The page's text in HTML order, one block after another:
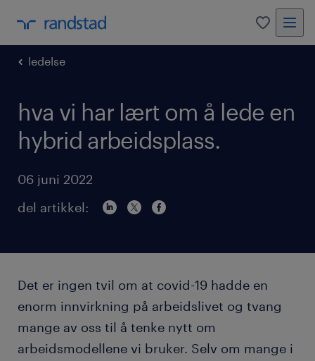
0
ledelse
hva vi har lært om å lede en
hybrid arbeidsplass.
06 juni 2022
del artikkel:
Det er ingen tvil om at covid-19 hadde en
enorm innvirkning på arbeidslivet og tvang
mange av oss til å tenke nytt om
arbeidsmodellene vi bruker. Selv om mange i